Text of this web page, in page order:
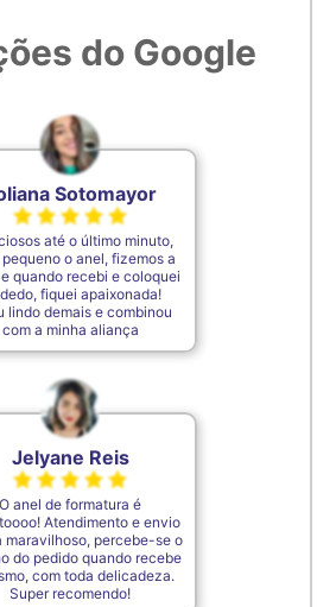
28
31
35
do Google
Sotomayor
até o último minuto,
o anel, fizemos a
quando recebi e coloquei
fiquei apaixonada!
lindo demais e combinou
com a minha aliança
Jelyane Reis
O anel de formatura é
Atendimento e envio
maravilhoso, percebe-se o
do pedido quando recebe
com toda delicadeza.
Super recomendo!